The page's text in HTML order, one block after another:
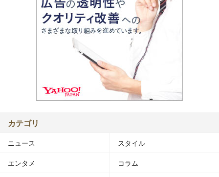
カテゴリ
ニュース スタイル
エンタメ コラム